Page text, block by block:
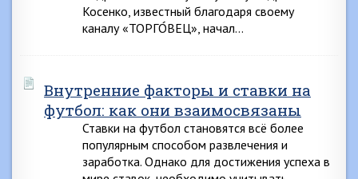
Косенко, известный благодаря своему
каналу «ТОРГО́ВЕЦ», начал…
Внутренние факторы и ставки на
футбол: как они взаимосвязаны
Ставки на футбол становятся всё более
популярным способом развлечения и
заработка. Однако для достижения успеха в